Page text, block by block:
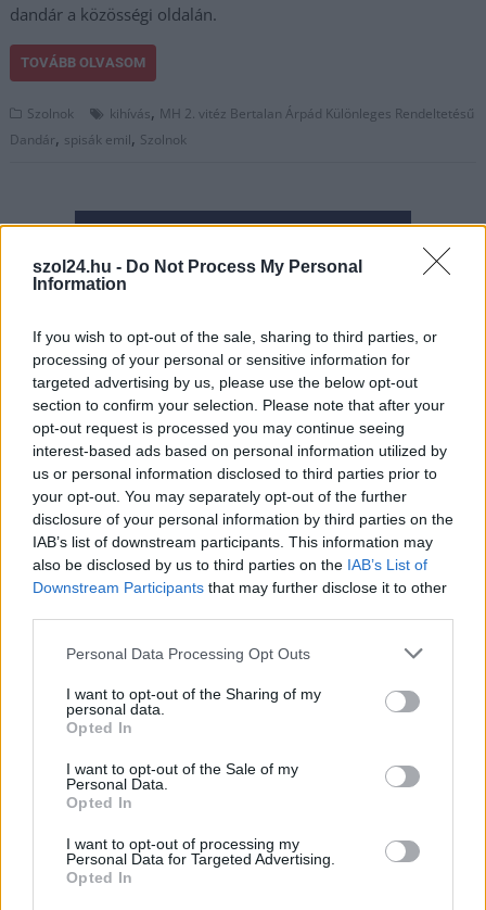
szol24.hu - Do Not Process My Personal
Information
If you wish to opt-out of the sale, sharing to third parties, or
processing of your personal or sensitive information for
targeted advertising by us, please use the below opt-out
section to confirm your selection. Please note that after your
opt-out request is processed you may continue seeing
interest-based ads based on personal information utilized by
us or personal information disclosed to third parties prior to
your opt-out. You may separately opt-out of the further
disclosure of your personal information by third parties on the
IAB’s list of downstream participants. This information may
also be disclosed by us to third parties on the IAB’s List of
Downstream Participants that may further disclose it to other
Please note that this website/app uses one or more Google
not limited to your visit or usage behaviour. You may click to
grant or deny consent to Google and its third-party tags to
use your data for below specified purposes in below Google
consent section.
Personal Data Processing Opt Outs
I want to opt-out of the Sharing of my
personal data.
Opted In
I want to opt-out of the Sale of my
Personal Data.
Opted In
I want to opt-out of processing my
Personal Data for Targeted Advertising.
Opted In
dandár a közösségi oldalán.
TOVÁBB OLVASOM
Szolnok kihívás, MH 2. vitéz Bertalan Árpád Különleges Rendeltetésű
Dandár, spisák emil, Szolnok
Hírlevél feliratkozás
Adja meg keresztnevét:
Adja
Megismertem és elfogadom aGDPR-szabályzatot
Nem szeretne lemaradni semmiről? Csak egy kattintás, és hírlevelünk a
legfrissebb információkkal és exkluzív tartalmakkal hétről hétre
postaládájába érkezik!